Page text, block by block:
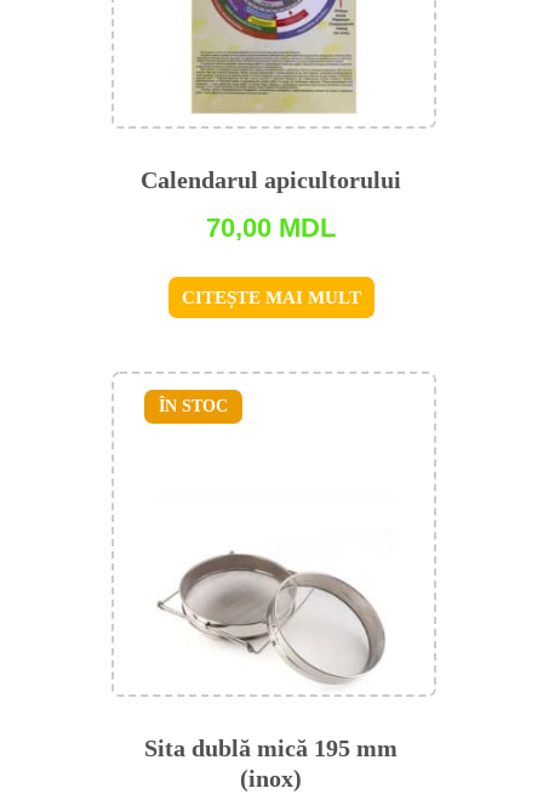
Calendarul apicultorului
70,00 MDL
CITEȘTE MAI MULT
Sita dublă mică 195 mm
(inox)
ÎN STOC